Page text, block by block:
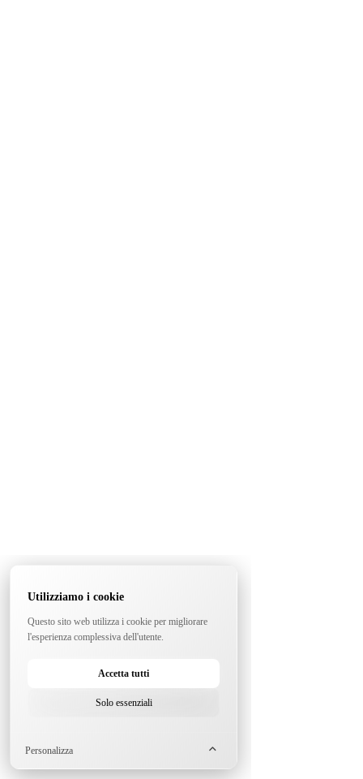
Utilizziamo i cookie
Questo sito web utilizza i cookie per migliorare
l'esperienza complessiva dell'utente.
Accetta tutti
Solo essenziali
Personalizza